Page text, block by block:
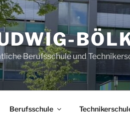
Berufsschule und
Berufsschule